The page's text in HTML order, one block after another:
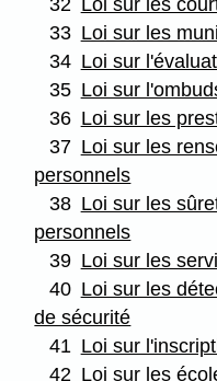
32 Loi sur les
33 Loi sur les
34 Loi sur
35 Loi sur
36 Loi sur les
37 Loi sur les
personnels
38 Loi sur les
personnels
39 Loi sur les
40 Loi sur les
de sécurité
41 Loi sur
42 Loi sur les